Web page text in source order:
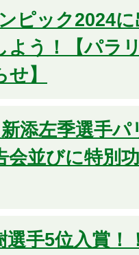
ピック2024
よう！【パラ
】
新添左季選手
会並びに特別
選手5位入賞！